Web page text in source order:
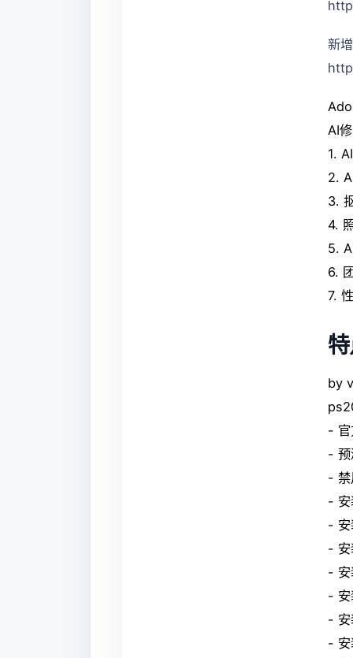
新
AI
1.
2.
3.
4.
5.
6.
7.
by
- 官
- 预
- 禁
- 安
- 安
- 安
- 安
- 安
- 安
- 安